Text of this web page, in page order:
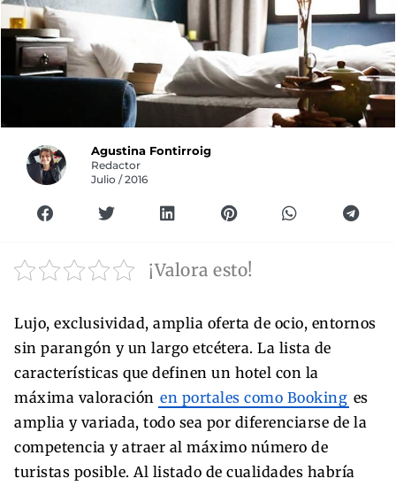
Agustina Fontirroig
Redactor
Julio / 2016
¡Valora esto!
Lujo, exclusividad, amplia oferta de ocio, entornos
sin parangón y un largo etcétera. La lista de
características que definen un hotel con la
máxima valoración en portales como Booking es
amplia y variada, todo sea por diferenciarse de la
competencia y atraer al máximo número de
turistas posible. Al listado de cualidades habría